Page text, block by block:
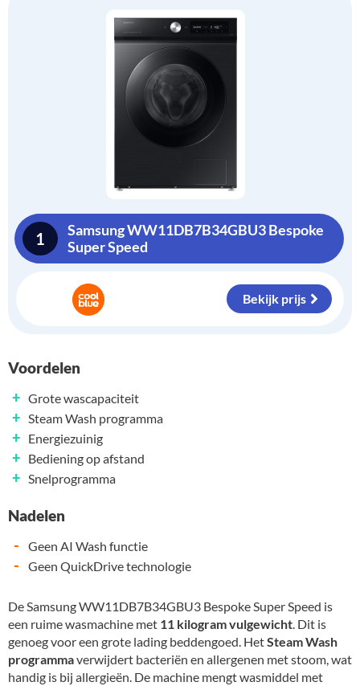
1
Samsung WW11DB7B34GBU3 Bespoke
Super Speed
Bekijk prijs
Voordelen
+ Grote wascapaciteit
+ Steam Wash programma
+ Energiezuinig
+ Bediening op afstand
+ Snelprogramma
Nadelen
- Geen AI Wash functie
- Geen QuickDrive technologie
De Samsung WW11DB7B34GBU3 Bespoke Super Speed is
een ruime wasmachine met 11 kilogram vulgewicht. Dit is
genoeg voor een grote lading beddengoed. HetSteam Wash
programmaverwijdert bacteriën en allergenen met stoom, wat
handig is bij allergieën. De machine mengt wasmiddel met